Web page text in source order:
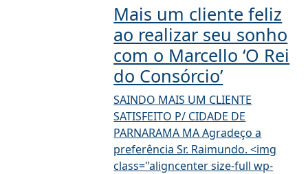
Mais um cliente feliz
ao realizar seu sonho
com o Marcello ‘O Rei
do Consórcio’
SAINDO MAIS UM CLIENTE
SATISFEITO P/ CIDADE DE
PARNARAMA MA Agradeço a
preferência Sr. Raimundo. <img
class="aligncenter size-full wp-